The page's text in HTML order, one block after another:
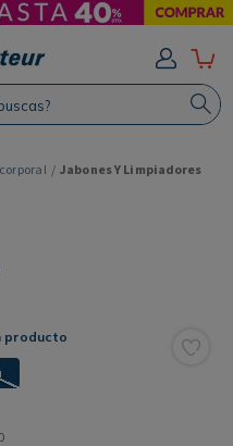
Jabones Y Limpiadores
producto